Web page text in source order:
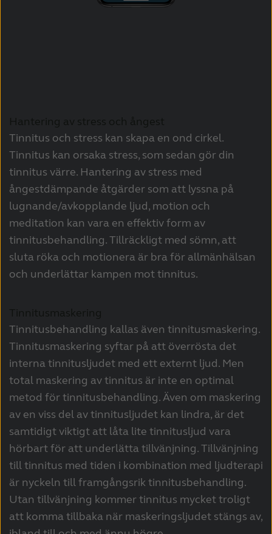
Hantering av stress och ångest
Tinnitus och stress kan skapa en ond cirkel.
Tinnitus kan orsaka stress, som sedan gör din
tinnitus värre. Hantering av stress med
ångestdämpande åtgärder som att lyssna på
lugnande/avkopplande ljud, motion och
meditation kan vara en effektiv form av
tinnitusbehandling. Tillräckligt med sömn, att
sluta röka och motionera är bra för allmänhälsan
och underlättar kampen mot tinnitus.
Tinnitusmaskering
Tinnitusbehandling kallas även tinnitusmaskering.
Tinnitusmaskering syftar på att överrösta det
interna tinnitusljudet med ett externt ljud. Men
total maskering av tinnitus är inte en optimal
metod för tinnitusbehandling. Även om maskering
av en viss del av tinnitusljudet kan lindra, är det
samtidigt viktigt att låta lite tinnitusljud vara
hörbart för att underlätta tillvänjning. Tillvänjning
till tinnitus med tiden i kombination med ljudterapi
är nyckeln till framgångsrik tinnitusbehandling.
Utan tillvänjning kommer tinnitus mycket troligt
att komma tillbaka när maskeringsljudet stängs av,